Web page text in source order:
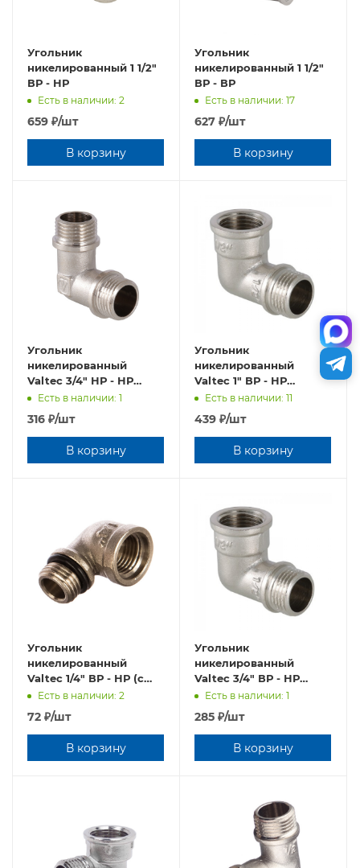
Угольник
никелированный 1 1/2"
ВР - НР
Есть в наличии: 2
659 ₽/шт
В корзину
Угольник
никелированный 1 1/2"
ВР - ВР
Есть в наличии: 17
627 ₽/шт
В корзину
Угольник
никелированный
Valtec 3/4" НР - НР
VTr.093.N.0005
Есть в наличии: 1
316 ₽/шт
В корзину
Угольник
никелированный
Valtec 1" ВР - НР
VTr.092.N.0006
Есть в наличии: 11
439 ₽/шт
В корзину
Угольник
никелированный
Valtec 1/4" ВР - НР (с
уплотнительным
кольцом)
VTr.092.N.0002
Есть в наличии: 2
72 ₽/шт
В корзину
Угольник
никелированный
Valtec 3/4" ВР - НР
VTr.092.N.0005
Есть в наличии: 1
285 ₽/шт
В корзину